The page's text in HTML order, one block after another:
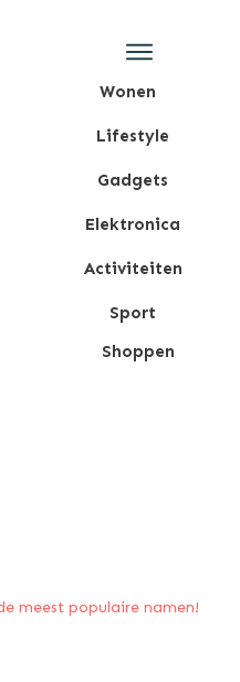
Wonen
Lifestyle
Gadgets
Elektronica
Activiteiten
Sport
Shoppen
meest populaire namen!